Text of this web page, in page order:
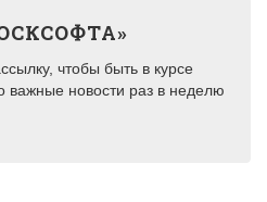
чтобы быть в курсе
важные новости раз в неделю